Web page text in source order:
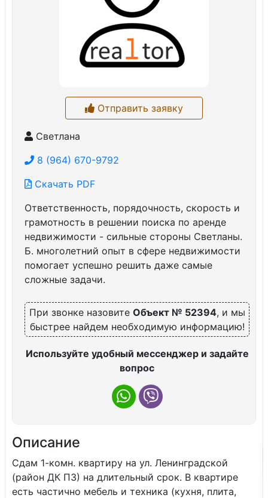
Отправить заявку
Светлана
8 (964) 670-9792
Скачать PDF
Ответственность, порядочность, скорость и
грамотность в решении поиска по аренде
недвижимости - сильные стороны Светланы.
Б. многолетний опыт в сфере недвижимости
помогает успешно решить даже самые
сложные задачи.
При звонке назовите Объект № 52394, и мы
быстрее найдем необходимую информацию!
Используйте удобный мессенджер и задайте
вопрос
Описание
Сдам 1-комн. квартиру на ул. Ленинградской
(район ДК ПЗ) на длительный срок. В квартире
есть частично мебель и техника (кухня, плита,